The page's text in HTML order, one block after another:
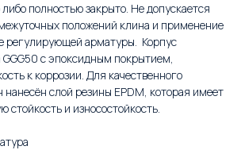
полностью закрыто. Не допускается
положений клина и применение
регулирующей арматуры. Корпус
GGG50 с эпоксидным покрытием,
к коррозии. Для качественного
слой резины EPDM, которая имеет
стойкость и износостойкость.